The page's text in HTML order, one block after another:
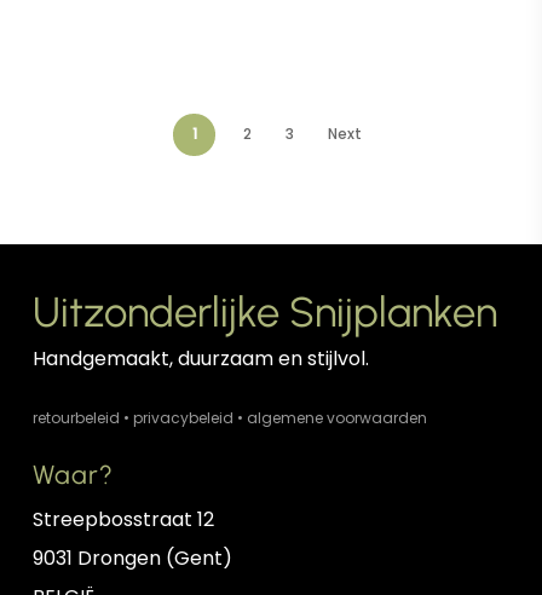
1 2 3 Next
Uitzonderlijke Snijplanken
Handgemaakt, duurzaam en stijlvol.
retourbeleid • privacybeleid • algemene voorwaarden
Waar?
Streepbosstraat 12
9031 Drongen (Gent)